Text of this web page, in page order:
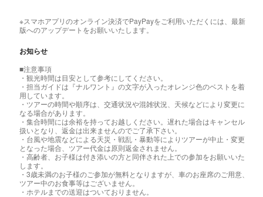
※スマホアプリのオンライン決済でPayPayをご利用いただくには、最新
版へのアップデートをお願いいたします。
お知らせ
■注意事項
・観光時間は目安として参考にしてください。
・担当ガイドは『ナルワント』の文字が入ったオレンジ色のベストを着
用しています。
・ツアーの時間や順序は、交通状況や混雑状況、天候などにより変更に
なる場合があります。
・集合時間には余裕を持ってお越しください。遅れた場合はキャンセル
扱いとなり、返金は出来ませんのでご了承下さい。
・台風や地震などによる天災・戦乱・暴動等によりツアーが中止・変更
となった場合、ツアー代金は原則返金されません。
・高齢者、お子様は付き添いの方と同伴された上での参加をお願いいた
します。
・3歳未満のお子様のご参加が無料となりますが、車のお座席のご用意、
ツアー中のお食事等はございません。
・ホテルまでの送迎はついておりません。